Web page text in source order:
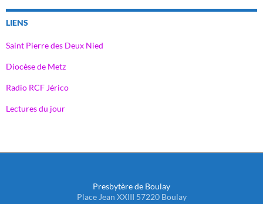
LIENS
Saint Pierre des Deux Nied
Diocèse de Metz
Radio RCF Jérico
Lectures du jour
Presbytère de Boulay
Place Jean XXIII 57220 Boulay